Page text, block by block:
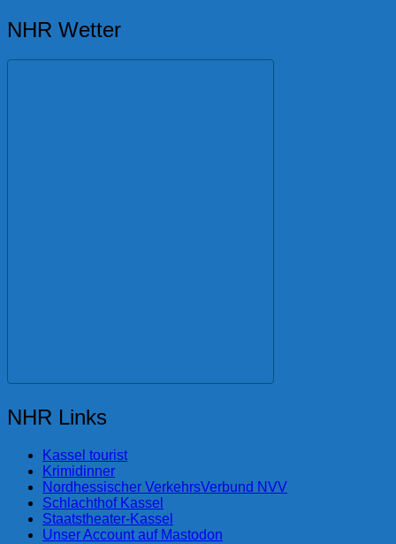
NHR Wetter
NHR Links
Kassel tourist
Krimidinner
Nordhessischer VerkehrsVerbund NVV
Schlachthof Kassel
Staatstheater-Kassel
Unser Account auf Mastodon